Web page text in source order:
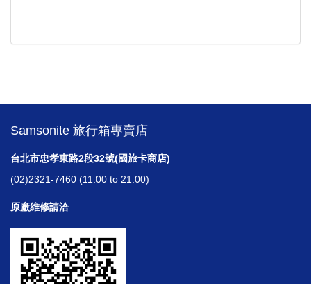
Samsonite 旅行箱專賣店
台北市忠孝東路2段32號(國旅卡商店)
(02)2321-7460 (11:00 to 21:00)
原廠維修請洽